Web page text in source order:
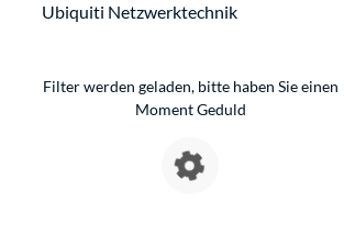
Ubiquiti Netzwerktechnik
Filter werden geladen, bitte haben Sie einen
Moment Geduld